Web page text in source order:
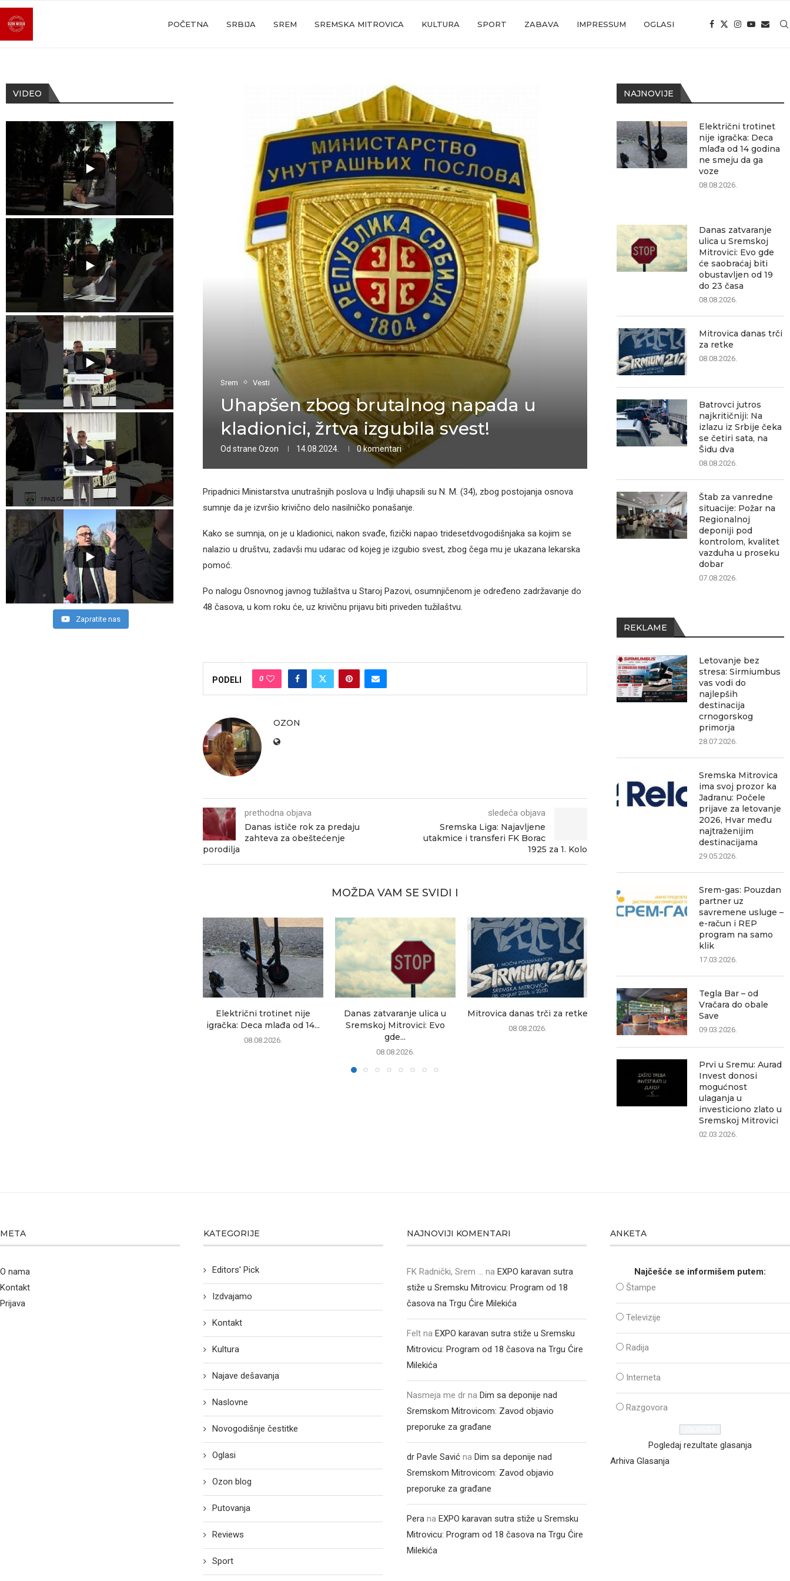
POČETNA SRBIJA SREM SREMSKA MITROVICA KULTURA SPORT ZABAVA IMPRESSUM OGLASI
Srem Vesti
Uhapšen zbog brutalnog napada u
kladionici, žrtva izgubila svest!
Od strane Ozon 14.08.2024. 0 komentari
Pripadnici Ministarstva unutrašnjih poslova u Inđiji uhapsili su N. M. (34), zbog postojanja osnova
sumnje da je izvršio krivično delo nasilničko ponašanje.
Kako se sumnja, on je u kladionici, nakon svađe, fizički napao tridesetdvogodišnjaka sa kojim se
nalazio u društvu, zadavši mu udarac od kojeg je izgubio svest, zbog čega mu je ukazana lekarska
pomoć.
Po nalogu Osnovnog javnog tužilaštva u Staroj Pazovi, osumnjičenom je određeno zadržavanje do
48 časova, u kom roku će, uz krivičnu prijavu biti priveden tužilaštvu.
PODELI 0
OZON
prethodna objava
Danas ističe rok za predaju
zahteva za obeštećenje
porodilja
sledeća objava
Sremska Liga: Najavljene
utakmice i transferi FK Borac
1925 za 1. Kolo
MOŽDA VAM SE SVIDI I
Električni trotinet nije
igračka: Deca mlađa od 14...
08.08.2026.
Danas zatvaranje ulica u
Sremskoj Mitrovici: Evo
gde...
08.08.2026.
Mitrovica danas trči za retke
08.08.2026.
Batrovci jutros najkritičniji:
Na izlazu iz Srbije čeka...
NAJNOVIJE
Električni trotinet
nije igračka: Deca
mlađa od 14 godina
ne smeju da ga
voze
08.08.2026.
Danas zatvaranje
ulica u Sremskoj
Mitrovici: Evo gde
će saobraćaj biti
obustavljen od 19
do 23 časa
08.08.2026.
Mitrovica danas trči
za retke
08.08.2026.
Batrovci jutros
najkritičniji: Na
izlazu iz Srbije čeka
se četiri sata, na
Šidu dva
08.08.2026.
Štab za vanredne
situacije: Požar na
Regionalnoj
deponiji pod
kontrolom, kvalitet
vazduha u proseku
dobar
07.08.2026.
REKLAME
Letovanje bez
stresa: Sirmiumbus
vas vodi do
najlepših
destinacija
crnogorskog
primorja
28.07.2026.
Sremska Mitrovica
ima svoj prozor ka
Jadranu: Počele
prijave za letovanje
2026, Hvar među
najtraženijim
destinacijama
29.05.2026.
Srem-gas: Pouzdan
partner uz
savremene usluge –
e-račun i REP
program na samo
klik
17.03.2026.
Tegla Bar – od
Vračara do obale
Save
09.03.2026.
Prvi u Sremu: Aurad
Invest donosi
mogućnost
ulaganja u
investiciono zlato u
Sremskoj Mitrovici
02.03.2026.
VIDEO
Zapratite nas
META
O nama
Kontakt
Prijava
KATEGORIJE
Editors' Pick
Izdvajamo
Kontakt
Kultura
Najave dešavanja
Naslovne
Novogodišnje čestitke
Oglasi
Ozon blog
Putovanja
Reviews
Sport
NAJNOVIJI KOMENTARI
FK Radnički, Srem ... naEXPO karavan sutra
stiže u Sremsku Mitrovicu: Program od 18
časova na Trgu Ćire Milekića
Felt naEXPO karavan sutra stiže u Sremsku
Mitrovicu: Program od 18 časova na Trgu Ćire
Milekića
Nasmeja me dr naDim sa deponije nad
Sremskom Mitrovicom: Zavod objavio
preporuke za građane
dr Pavle Savić naDim sa deponije nad
Sremskom Mitrovicom: Zavod objavio
preporuke za građane
Pera naEXPO karavan sutra stiže u Sremsku
Mitrovicu: Program od 18 časova na Trgu Ćire
Milekića
ANKETA
Najčešće se informišem putem:
Štampe
Televizije
Radija
Interneta
Razgovora
Pogledaj rezultate glasanja
Arhiva Glasanja